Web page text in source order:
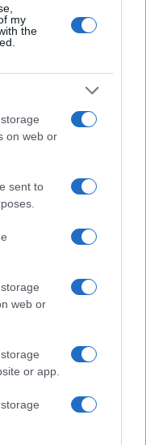
my
the
on web or
sent to
web or
or app.